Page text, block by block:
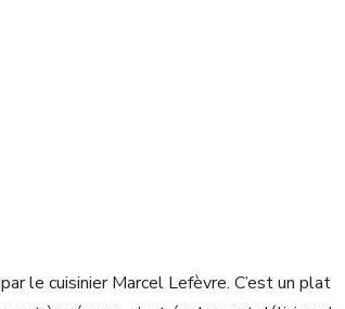
le cuisinier Marcel Lefèvre. C’est un plat